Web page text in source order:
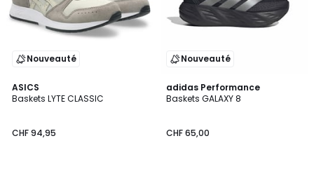
Nouveauté
ASICS
Baskets LYTE CLASSIC
CHF 94,95
4,8
/ 5
Nouveauté
adidas Performance
Baskets GALAXY 8
CHF 65,00
4,9
/ 5
2
Couleurs